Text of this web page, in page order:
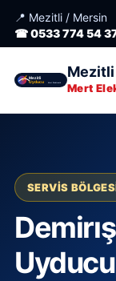
📍 Mezitli / Mersin
☎ 0533 774 54
Mert
SERVIS
Uyducu